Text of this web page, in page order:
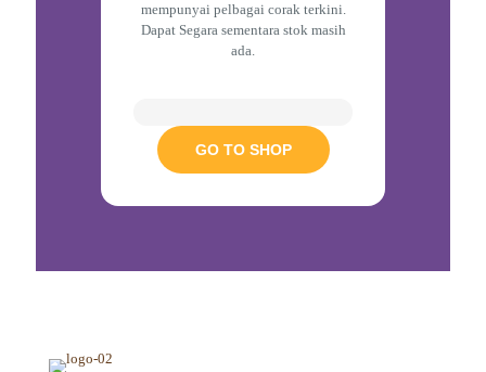
mempunyai pelbagai corak terkini.
Dapat Segara sementara stok masih
ada.
GO TO SHOP